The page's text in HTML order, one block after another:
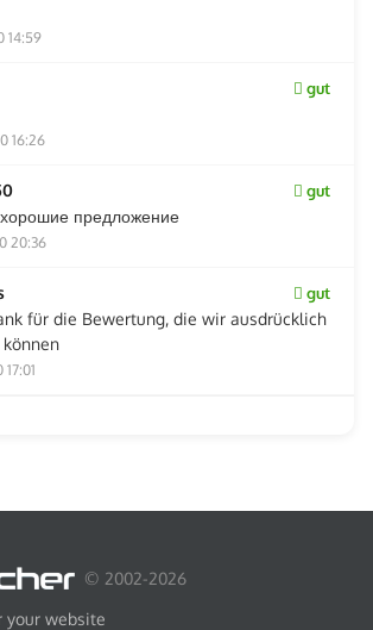
14:59
gut
16:26
gut
предложение
20:36
gut
für die Bewertung, die wir ausdrücklich
17:01
© 2002-2026
your website